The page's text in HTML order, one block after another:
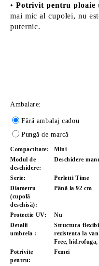
• Potrivit pentru ploaie
mai mic al cupolei, nu
puternic.
Ambalare:
Fără ambalaj cadou
Pungă de marcă
Compactitate:
Mini
Modul de
deschidere:
Deschidere
Serie:
Perletti Time
Diametru
(cupolă
deschisă):
Până la 92 cm
Protectie UV:
Nu
Detalii
umbrela :
Structura
rezistenta la
Free,
Potrivite
pentru:
Femei